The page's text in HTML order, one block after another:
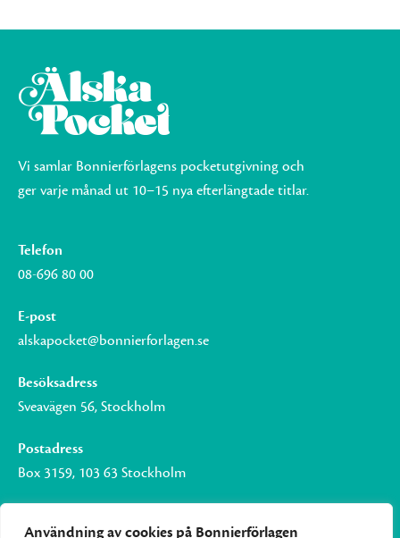
Användning av cookies på Bonnierförlagen
Vi samlar Bonnierförlagens pocketutgivning och
ger varje månad ut 10–15 nya efterlängtade titlar.
Telefon
08-696 80 00
E-post
alskapocket@bonnierforlagen.se
Besöksadress
Sveavägen 56, Stockholm
Postadress
Box 3159, 103 63 Stockholm